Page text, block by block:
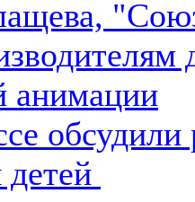
анимации